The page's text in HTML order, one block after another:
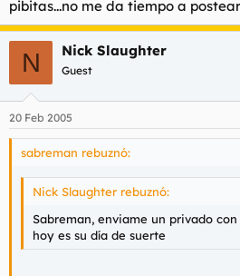
pibitas...no me da tiempo a postear
N Nick Slaughter
Guest
20 Feb 2005
sabreman rebuznó:
Nick Slaughter rebuznó:
Sabreman, enviame un privado
hoy es su día de suerte